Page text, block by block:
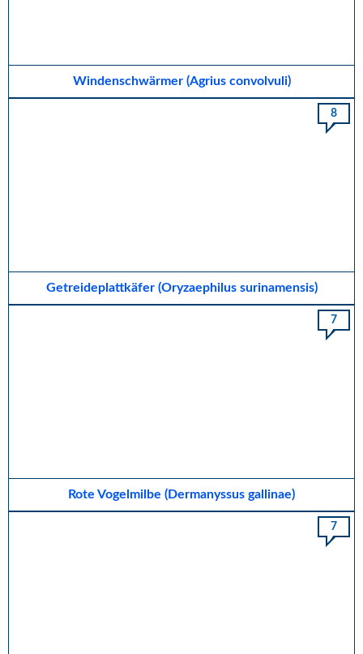
Windenschwärmer (Agrius convolvuli)
Getreideplattkäfer (Oryzaephilus surinamensis)
8
Rote Vogelmilbe (Dermanyssus gallinae)
7
7